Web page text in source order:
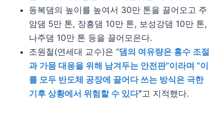
동복댐의 높이를 높여서 30만 톤을 끌어오고 주
암댐 5만 톤, 장흥댐 10만 톤, 보성강댐 10만 톤,
나주댐 10만 톤 등을 끌어모은다.
조원철(연세대 교수)은 “댐의 여유량은 홍수 조절
과 가뭄 대응을 위해 남겨두는 안전판”이라며 “이
를 모두 반도체 공장에 끌어다 쓰는 방식은 극한
기후 상황에서 위험할 수 있다”고 지적했다.